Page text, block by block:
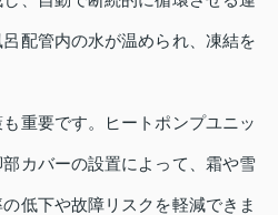
配管内の水が温められ、凍結を
重要です。ヒートポンプユニッ
カバーの設置によって、霜や雪
低下や故障リスクを軽減できま